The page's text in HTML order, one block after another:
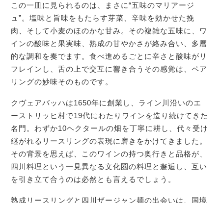
この一皿に見られるのは、まさに“五味のマリアージ
ュ”。塩味と旨味をもたらす芽菜、辛味を効かせた挽
肉、そして小麦のほのかな甘み。その複雑な五味に、ワ
インの酸味と果実味、熟成の甘やかさが絡み合い、多層
的な調和を奏でます。食べ進めるごとに辛さと酸味がリ
フレインし、舌の上で交互に響き合うその感覚は、ペア
リングの妙味そのものです。
クヴェアバッハは1650年に創業し、ライン川沿いのエ
ーストリッヒ村で19代にわたりワインを造り続けてきた
名門。わずか10ヘクタールの畑を丁寧に耕し、代々受け
継がれるリースリングの表現に磨きをかけてきました。
その背景を思えば、このワインの持つ奥行きと品格が、
四川料理という一見異なる文化圏の料理と邂逅し、互い
を引き立て合うのは必然とも言えるでしょう。
熟成リースリングと四川ザージャン麺の出会いは、国境